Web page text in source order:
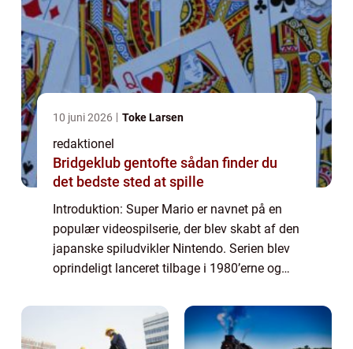
10 juni 2026 Toke Larsen
redaktionel
Bridgeklub gentofte sådan finder du
det bedste sted at spille
Introduktion: Super Mario er navnet på en
populær videospilserie, der blev skabt af den
japanske spiludvikler Nintendo. Serien blev
oprindeligt lanceret tilbage i 1980’erne og
verden over. Med millioner...